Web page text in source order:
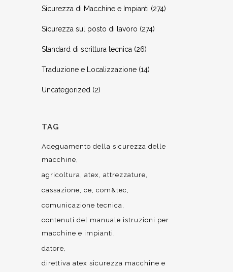
Sicurezza di Macchine e Impianti (274)
Sicurezza sul posto di lavoro (274)
Standard di scrittura tecnica (26)
Traduzione e Localizzazione (14)
Uncategorized (2)
TAG
Adeguamento della sicurezza delle
macchine
agricoltura atex
attrezzature
cassazione ce com&tec
comunicazione tecnica
contenuti del manuale istruzioni per
macchine e impianti
datore
direttiva atex sicurezza macchine e